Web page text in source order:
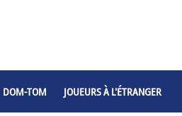
DOM-TOM JOUEURS À L'ÉTRANGER